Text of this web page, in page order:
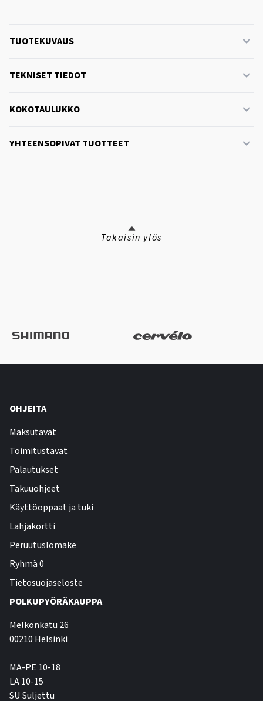
TUOTEKUVAUS
TEKNISET TIEDOT
KOKOTAULUKKO
YHTEENSOPIVAT TUOTTEET
Takaisin ylös
OHJEITA
Maksutavat
Toimitustavat
Palautukset
Takuuohjeet
Käyttöoppaat ja tuki
Lahjakortti
Peruutuslomake
Ryhmä 0
Tietosuojaseloste
POLKUPYÖRÄKAUPPA
Melkonkatu 26
00210 Helsinki
MA-PE 10-18
LA 10-15
SU Suljettu